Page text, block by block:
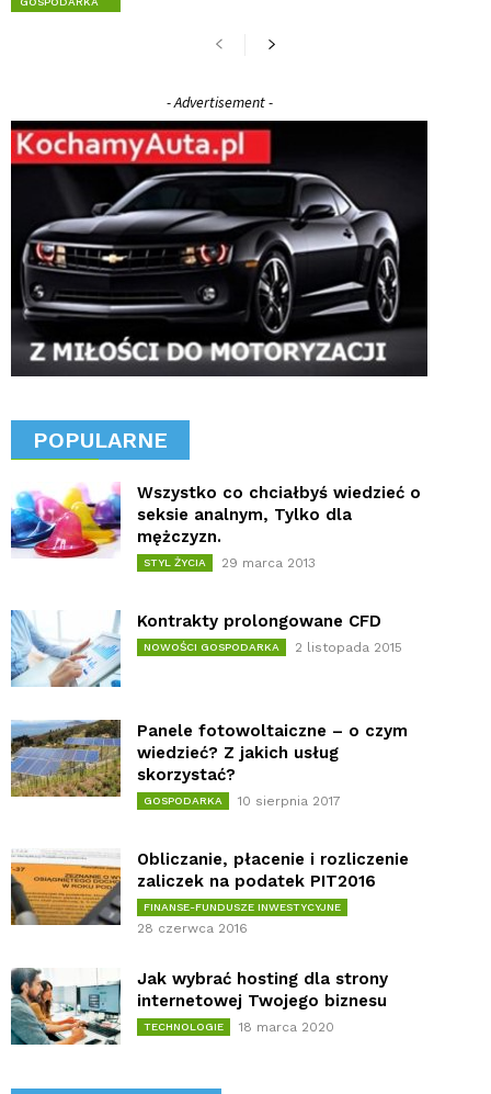
- Advertisement -
POPULARNE
Wszystko co chciałbyś wiedzieć o
seksie analnym, Tylko dla
mężczyzn.
STYL ŻYCIA 29 marca 2013
Kontrakty prolongowane CFD
NOWOŚCI GOSPODARKA 2 listopada 2015
Panele fotowoltaiczne – o czym
wiedzieć? Z jakich usług
skorzystać?
GOSPODARKA 10 sierpnia 2017
Obliczanie, płacenie i rozliczenie
zaliczek na podatek PIT2016
FINANSE-FUNDUSZE INWESTYCYJNE
28 czerwca 2016
Jak wybrać hosting dla strony
internetowej Twojego biznesu
TECHNOLOGIE 18 marca 2020